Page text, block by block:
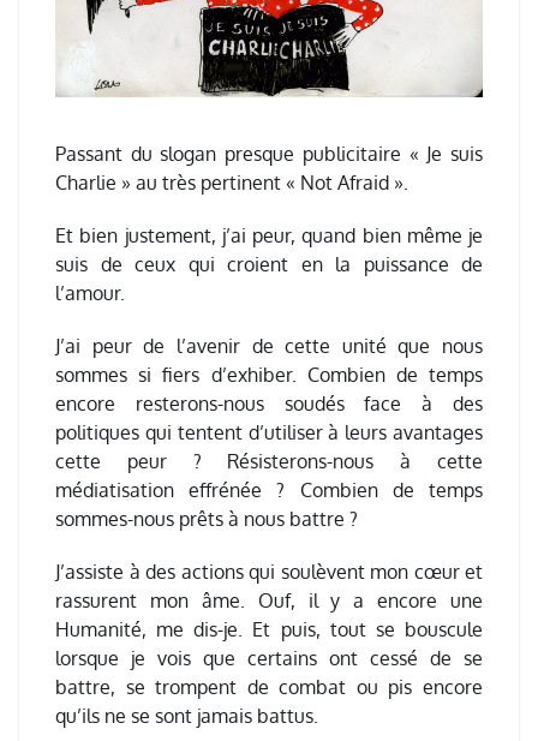
Passant du slogan presque publicitaire « Je suis
Charlie » au très pertinent « Not Afraid ».
Et bien justement, j’ai peur, quand bien même je
suis de ceux qui croient en la puissance de
l’amour.
J’ai peur de l’avenir de cette unité que nous
sommes si fiers d’exhiber. Combien de temps
encore resterons-nous soudés face à des
politiques qui tentent d’utiliser à leurs avantages
cette peur ? Résisterons-nous à cette
médiatisation effrénée ? Combien de temps
sommes-nous prêts à nous battre ?
J’assiste à des actions qui soulèvent mon cœur et
rassurent mon âme. Ouf, il y a encore une
Humanité, me dis-je. Et puis, tout se bouscule
lorsque je vois que certains ont cessé de se
battre, se trompent de combat ou pis encore
qu’ils ne se sont jamais battus.